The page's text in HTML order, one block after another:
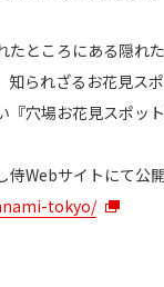
ところにある隠れ
られざるお花見ス
穴場お花見スポッ
Webサイトにて公
tokyo/